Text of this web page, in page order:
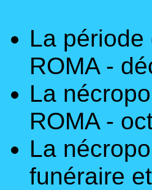
La
ROMA -
La
ROMA -
La
funéraire